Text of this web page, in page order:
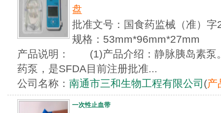
盘
批准文号：国食药监械（准
规格：53mm*96mm*27mm
产品说明： (1)产品介绍：静脉胰岛素
药泵，是SFDA目前注册批准...
公司名称： 南通市三和生物工程有限公司 (产
一次性止血带